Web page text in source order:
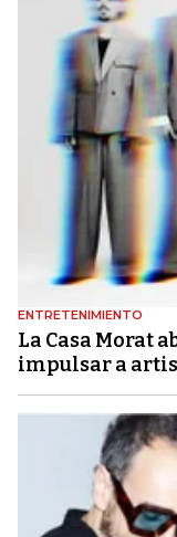
ENTRETENIMIENTO
La Casa Morat
impulsar a